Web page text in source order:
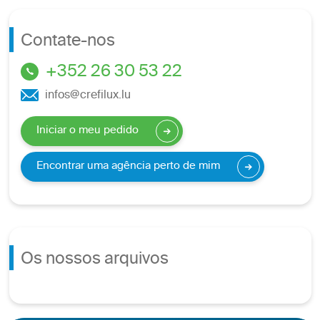
Contate-nos
+352 26 30 53 22
infos@crefilux.lu
Iniciar o meu pedido
Encontrar uma agência perto de mim
Os nossos arquivos